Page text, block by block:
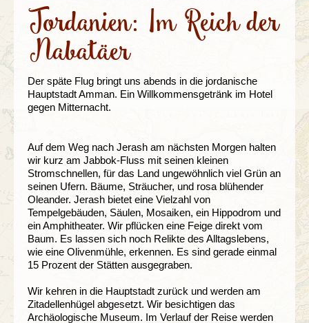
Jordanien: Im Reich der
Nabatäer
Der späte Flug bringt uns abends in die jordanische
Hauptstadt Amman. Ein Willkommensgetränk im Hotel
gegen Mitternacht.
Auf dem Weg nach Jerash am nächsten Morgen halten
wir kurz am Jabbok-Fluss mit seinen kleinen
Stromschnellen, für das Land ungewöhnlich viel Grün an
seinen Ufern. Bäume, Sträucher, und rosa blühender
Oleander. Jerash bietet eine Vielzahl von
Tempelgebäuden, Säulen, Mosaiken, ein Hippodrom und
ein Amphitheater. Wir pflücken eine Feige direkt vom
Baum. Es lassen sich noch Relikte des Alltagslebens,
wie eine Olivenmühle, erkennen. Es sind gerade einmal
15 Prozent der Stätten ausgegraben.
Wir kehren in die Hauptstadt zurück und werden am
Zitadellenhügel abgesetzt. Wir besichtigen das
Archäologische Museum. Im Verlauf der Reise werden